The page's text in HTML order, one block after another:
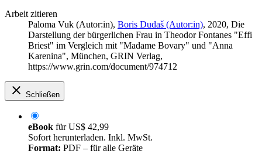
Arbeit zitieren
Paloma Vuk (Autor:in), Boris Dudaš (Autor:in), 2020, Die
Darstellung der bürgerlichen Frau in Theodor Fontanes "Effi
Briest" im Vergleich mit "Madame Bovary" und "Anna
Karenina", München, GRIN Verlag,
https://www.grin.com/document/974712
Schließen
eBook fürUS$ 42,99
Sofort herunterladen. Inkl. MwSt.
Format: PDF – für alle Geräte